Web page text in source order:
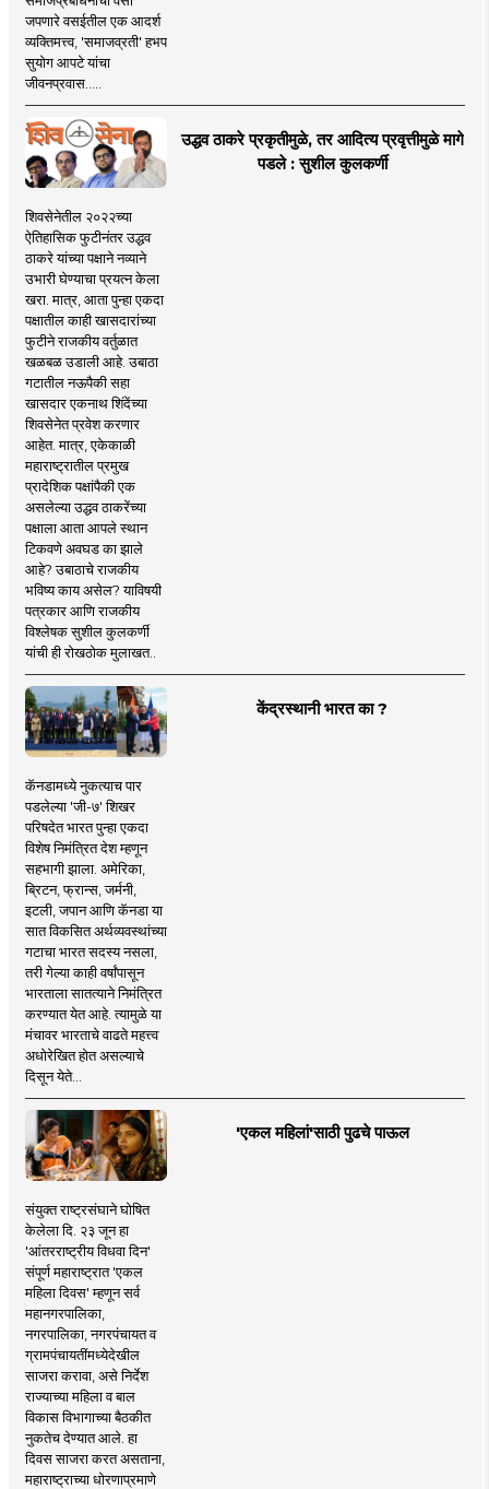
जपणारे वसईतील एक आदर्श
व्यक्तिमत्त्व, 'समाजव्रती' हभप
सुयोग आपटे यांचा
जीवनप्रवास.....
उद्धव ठाकरे प्रकृतीमुळे, तर आदित्य प्रवृत्तीमुळे मागे
पडले : सुशील कुलकर्णी
शिवसेनेतील २०२२च्या
ऐतिहासिक फुटीनंतर उद्धव
ठाकरे यांच्या पक्षाने नव्याने
उभारी घेण्याचा प्रयत्न केला
खरा. मात्र, आता पुन्हा एकदा
पक्षातील काही खासदारांच्या
फुटीने राजकीय वर्तुळात
खळबळ उडाली आहे. उबाठा
गटातील नऊपैकी सहा
खासदार एकनाथ शिंदेंच्या
शिवसेनेत प्रवेश करणार
आहेत. मात्र, एकेकाळी
महाराष्ट्रातील प्रमुख
प्रादेशिक पक्षांपैकी एक
असलेल्या उद्धव ठाकरेंच्या
पक्षाला आता आपले स्थान
टिकवणे अवघड का झाले
आहे? उबाठाचे राजकीय
भविष्य काय असेल? याविषयी
पत्रकार आणि राजकीय
विश्लेषक सुशील कुलकर्णी
यांची ही रोखठोक मुलाखत..
केंद्रस्थानी भारत का ?
कॅनडामध्ये नुकत्याच पार
पडलेल्या 'जी-७' शिखर
परिषदेत भारत पुन्हा एकदा
विशेष निमंत्रित देश म्हणून
सहभागी झाला. अमेरिका,
ब्रिटन, फ्रान्स, जर्मनी,
इटली, जपान आणि कॅनडा या
सात विकसित अर्थव्यवस्थांच्या
गटाचा भारत सदस्य नसला,
तरी गेल्या काही वर्षांपासून
भारताला सातत्याने निमंत्रित
करण्यात येत आहे. त्यामुळे या
मंचावर भारताचे वाढते महत्त्व
अधोरेखित होत असल्याचे
दिसून येते...
'एकल महिलां'साठी पुढचे पाऊल
संयुक्त राष्ट्रसंघाने घोषित
केलेला दि. २३ जून हा
'आंतरराष्ट्रीय विधवा दिन'
संपूर्ण महाराष्ट्रात 'एकल
महिला दिवस' म्हणून सर्व
महानगरपालिका,
नगरपालिका, नगरपंचायत व
ग्रामपंचायतींमध्येदेखील
साजरा करावा, असे निर्देश
राज्याच्या महिला व बाल
विकास विभागाच्या बैठकीत
नुकतेच देण्यात आले. हा
दिवस साजरा करत असताना,
महाराष्ट्राच्या धोरणाप्रमाणे